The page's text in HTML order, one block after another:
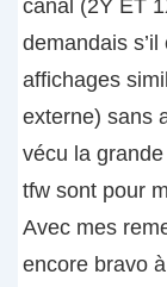
canal (2Y ET
demandais
affichages
externe) sans
vécu la
tfw sont pour
Avec mes
encore bravo